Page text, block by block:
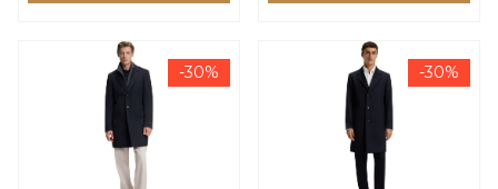
-30% -30%